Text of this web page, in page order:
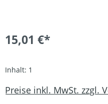
15,01 €*
Inhalt: 1
Preise inkl. MwSt. zzgl.